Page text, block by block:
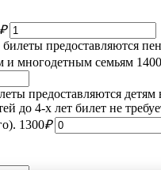
₽
предоставляются
и многодетным семьям 1400
предоставляются детям
до 4-х лет билет не
1300₽